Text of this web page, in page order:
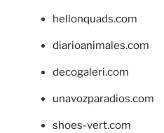
hellonquads.com
diarioanimales.com
decogaleri.com
unavozparadios.com
shoes-vert.com